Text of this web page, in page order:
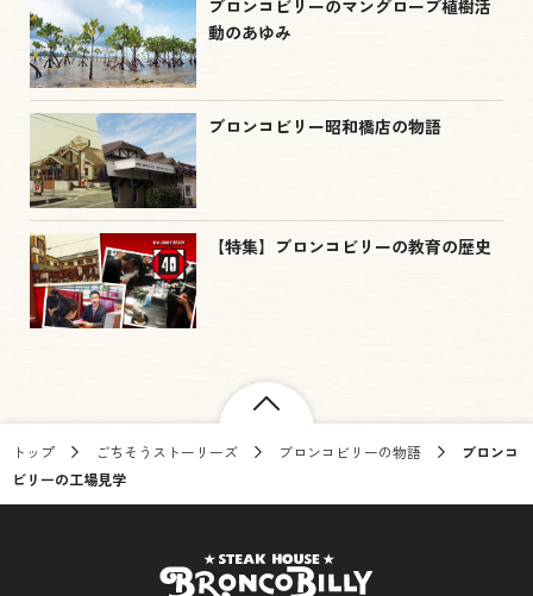
ブロンコビリーのマングローブ植樹活
動のあゆみ
ブロンコビリー昭和橋店の物語
【特集】ブロンコビリーの教育の歴史
トップ ごちそうストーリーズ ブロンコビリーの物語
ブロンコ
ビリーの工場見学